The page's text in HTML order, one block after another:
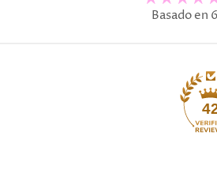
Basado en